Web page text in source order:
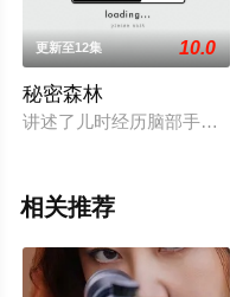
更新至12集 10.0
秘密森林
讲述了儿时经历脑部手术
相关推荐